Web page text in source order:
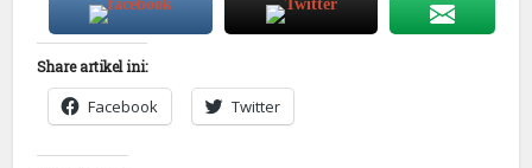
Share artikel ini:
Facebook Twitter